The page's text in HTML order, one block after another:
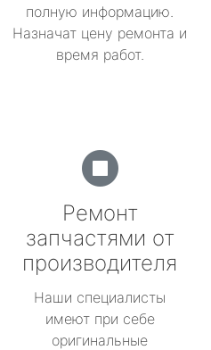
полную информацию.
Назначат цену ремонта и
время работ.
Ремонт
запчастями от
производителя
Наши специалисты
имеют при себе
оригинальные